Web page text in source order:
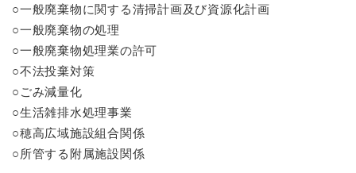
○一般廃棄物に関する清掃計画及び資源化計画
○一般廃棄物の処理
○一般廃棄物処理業の許可
○不法投棄対策
○ごみ減量化
○生活雑排水処理事業
○穂高広域施設組合関係
○所管する附属施設関係